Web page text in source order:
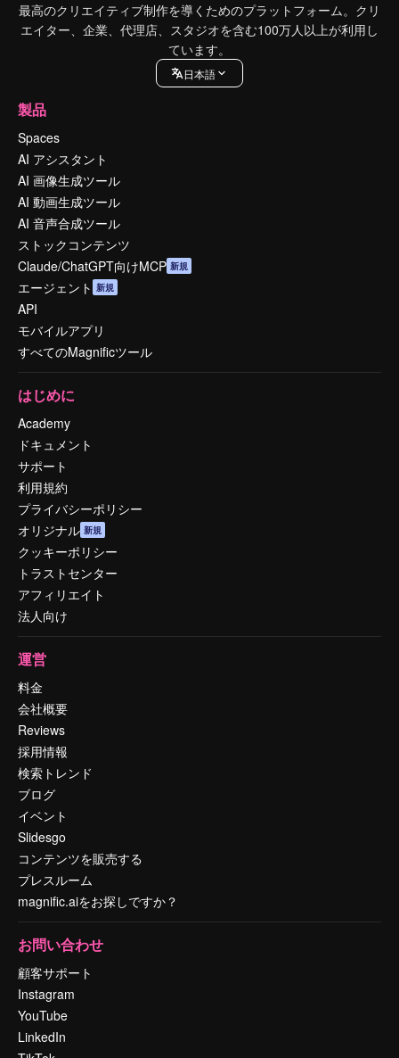
最高のクリエイティブ制作を導くためのプラットフォーム。クリ
エイター、企業、代理店、スタジオを含む100万人以上が利用し
ています。
日本語
製品
Spaces
AI アシスタント
AI 画像生成ツール
AI 動画生成ツール
AI 音声合成ツール
ストックコンテンツ
Claude/ChatGPT向けMCP 新規
エージェント 新規
API
モバイルアプリ
すべてのMagnificツール
はじめに
Academy
ドキュメント
サポート
利用規約
プライバシーポリシー
オリジナル 新規
クッキーポリシー
トラストセンター
アフィリエイト
法人向け
運営
料金
会社概要
Reviews
採用情報
検索トレンド
ブログ
イベント
Slidesgo
コンテンツを販売する
プレスルーム
magnific.aiをお探しですか？
お問い合わせ
顧客サポート
Instagram
YouTube
LinkedIn